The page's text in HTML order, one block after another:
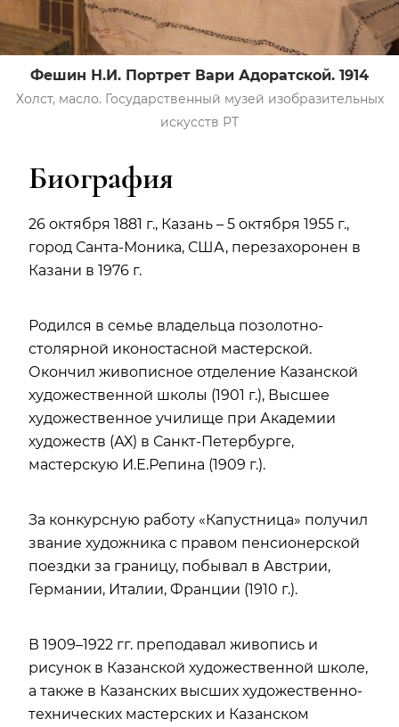
Фешин Н.И. Портрет Вари Адоратской. 1914
Холст, масло. Государственный музей изобразительных
искусств РТ
Биография
26 октября 1881 г., Казань – 5 октября 1955 г.,
город Санта-Моника, США, перезахоронен в
Казани в 1976 г.
Родился в семье владельца позолотно-
столярной иконостасной мастерской.
Окончил живописное отделение Казанской
художественной школы (1901 г.), Высшее
художественное училище при Академии
художеств (АХ) в Санкт-Петербурге,
мастерскую И.Е.Репина (1909 г.).
За конкурсную работу «Капустница» получил
звание художника с правом пенсионерской
поездки за границу, побывал в Австрии,
Германии, Италии, Франции (1910 г.).
В 1909–1922 гг. преподавал живопись и
рисунок в Казанской художественной школе,
а также в Казанских высших художественно-
технических мастерских и Казанском